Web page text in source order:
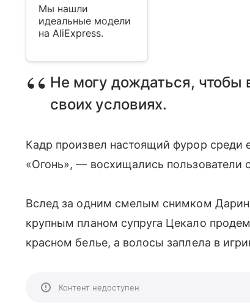
Мы нашли
идеальные модели
на AliExpress.
Не могу дождаться, чтобы
своих условиях.
Кадр произвел настоящий фурор среди
«Огонь», — восхищались пользователи
Вслед за одним смелым снимком
крупным планом супруга Цекало
красном белье, а волосы заплела в
Контент недоступен